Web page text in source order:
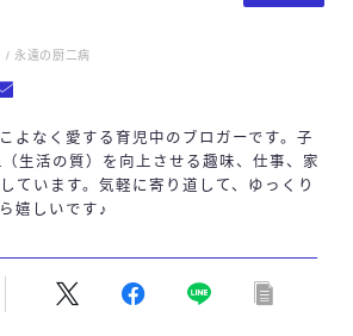
/ 永遠の厨二病
よなく愛する育児中のブロガーです。子
生活の質）を向上させる趣味、仕事、家
ています。気軽に寄り道して、ゆっくり
嬉しいです♪